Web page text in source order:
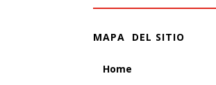
MAPA DEL SITIO
Home